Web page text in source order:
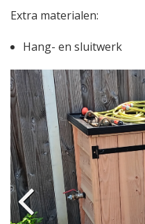
Extra materialen:
Hang- en sluitwerk